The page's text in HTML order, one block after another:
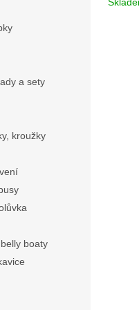
a sety
kroužky
boaty